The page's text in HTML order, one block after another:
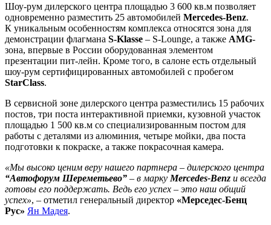
Шоу-рум дилерского центра площадью 3 600 кв.м позволяет
одновременно разместить 25 автомобилей Mercedes-Benz.
К уникальным особенностям комплекса относятся зона для
демонстрации флагмана S-Klasse – S-Lounge, а также AMG-
зона, впервые в России оборудованная элементом
презентации пит-лейн. Кроме того, в салоне есть отдельный
шоу-рум сертифицированных автомобилей с пробегом
StarClass.
В сервисной зоне дилерского центра разместились 15 рабочих
постов, три поста интерактивной приемки, кузовной участок
площадью 1 500 кв.м со специализированным постом для
работы с деталями из алюминия, четыре мойки, два поста
подготовки к покраске, а также покрасочная камера.
«Мы высоко ценим веру нашего партнера – дилерского центра
“Автофорум Шереметьево” – в марку Mercedes-Benz и всегда
готовы его поддержать. Ведь его успех – это наш общий
успех», – отметил генеральный директор «Мерседес-Бенц
Рус» Ян Мадея.